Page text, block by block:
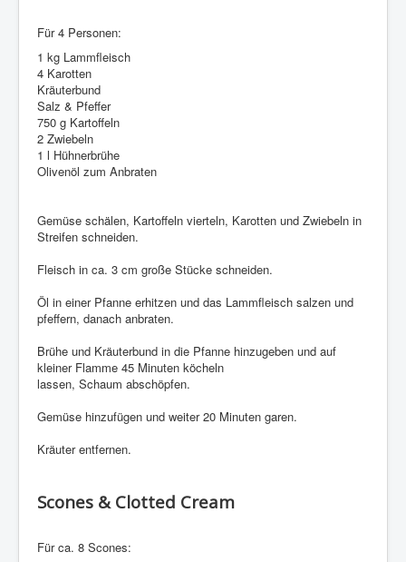
Für 4 Personen:
1 kg Lammfleisch
4 Karotten
Kräuterbund
Salz & Pfeffer
750 g Kartoffeln
2 Zwiebeln
1 l Hühnerbrühe
Olivenöl zum Anbraten
Gemüse schälen, Kartoffeln vierteln, Karotten und Zwiebeln in
Streifen schneiden.
Fleisch in ca. 3 cm große Stücke schneiden.
Öl in einer Pfanne erhitzen und das Lammfleisch salzen und
pfeffern, danach anbraten.
Brühe und Kräuterbund in die Pfanne hinzugeben und auf
kleiner Flamme 45 Minuten köcheln
lassen, Schaum abschöpfen.
Gemüse hinzufügen und weiter 20 Minuten garen.
Kräuter entfernen.
Scones & Clotted Cream
Für ca. 8 Scones: